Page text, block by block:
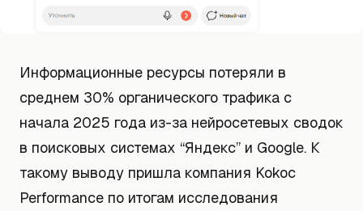
Информационные ресурсы потеряли в
среднем 30% органического трафика с
начала 2025 года из-за нейросетевых сводок
в поисковых системах “Яндекс” и Google. К
такому выводу пришла компания Kokoc
Performance по итогам исследования